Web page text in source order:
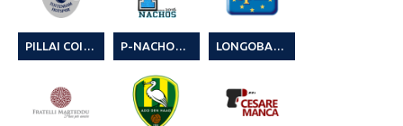
PILLAI COIFFEUR & PIZZERIA SU STAMPU P-NACHOS (1) LONGOBARDA EUROSPIN